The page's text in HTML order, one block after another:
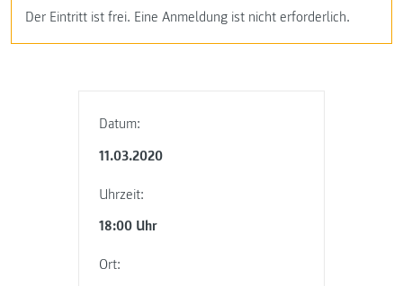
Datum:
11.03.2020
Uhrzeit:
18:00 Uhr
Ort:
Der Eintritt ist frei. Eine Anmeldung ist nicht erforderlich.